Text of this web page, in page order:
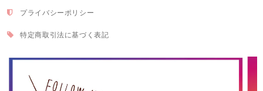
プライバシーポリシー
特定商取引法に基づく表記